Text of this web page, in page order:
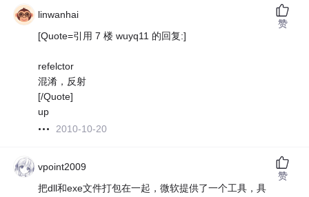
linwanhai
[Quote=引用 7 楼 wuyq11 的回复:]
refelctor
混淆，反射
[/Quote]
up
2010-10-20
赞
vpoint2009
把dll和exe文件打包在一起，微软提供了一个工具，具
赞